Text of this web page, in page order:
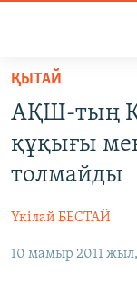
Skip
main
content
Skip
main
Skip
САЯСАТ
AZATTYQTV
АДАМ
ӘЛЕУМЕТ
ҚЫТАЙ
АҚШ-тың
құқығы
толмайды
Үкілай БЕСТАЙ
10 мамыр 2011 жыл,